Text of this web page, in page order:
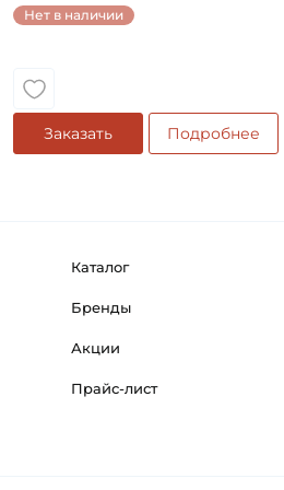
Страна
Нет в наличии
Заказать Подробнее
Каталог
Бренды
Акции
Прайс-лист